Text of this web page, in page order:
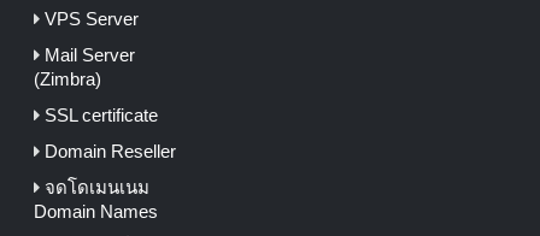
VPS Server
Mail Server
(Zimbra)
SSL certificate
Domain Reseller
จดโดเมนเนม
Domain Names